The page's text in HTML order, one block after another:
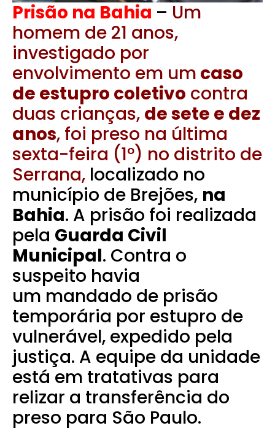
Prisão na Bahia – Um
homem de 21 anos,
investigado por
envolvimento em um caso
de estupro coletivo contra
duas crianças, de sete e dez
anos, foi preso na última
sexta-feira (1º) no distrito de
Serrana, localizado no
município de Brejões, na
Bahia. A prisão foi realizada
pela Guarda Civil
Municipal. Contra o
suspeito havia
um mandado de prisão
temporária por estupro de
vulnerável, expedido pela
justiça. A equipe da unidade
está em tratativas para
relizar a transferência do
preso para São Paulo.